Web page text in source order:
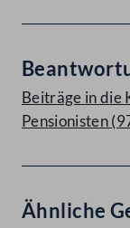
Beiträge in die
Pensionisten
Ähnliche